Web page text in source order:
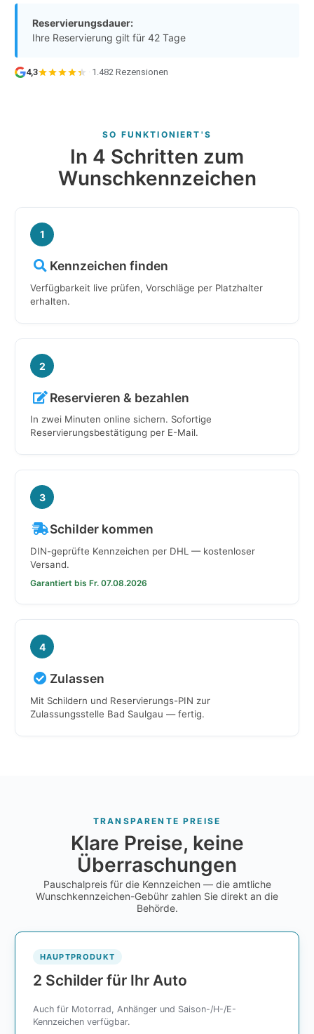
Reservierungsdauer:
Ihre Reservierung gilt für 42 Tage
4,3 · 1.482 Rezensionen
SO FUNKTIONIERT'S
In 4 Schritten zum
Wunschkennzeichen
1
Kennzeichen finden
Verfügbarkeit live prüfen, Vorschläge per Platzhalter
erhalten.
2
Reservieren & bezahlen
In zwei Minuten online sichern. Sofortige
Reservierungsbestätigung per E-Mail.
3
Schilder kommen
DIN-geprüfte Kennzeichen per DHL — kostenloser
Versand.
Garantiert bis Fr. 07.08.2026
4
Zulassen
Mit Schildern und Reservierungs-PIN zur
Zulassungsstelle Bad Saulgau — fertig.
TRANSPARENTE PREISE
Klare Preise, keine
Überraschungen
Pauschalpreis für die Kennzeichen — die amtliche
Wunschkennzeichen-Gebühr zahlen Sie direkt an die
Behörde.
HAUPTPRODUKT
2 Schilder für Ihr Auto
Auch für Motorrad, Anhänger und Saison-/H-/E-
Kennzeichen verfügbar.